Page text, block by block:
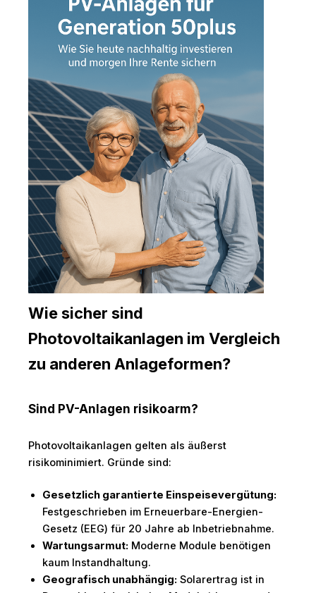
Wie sicher sind
Photovoltaikanlagen im Vergleich
zu anderen Anlageformen?
Sind PV-Anlagen risikoarm?
Photovoltaikanlagen gelten als äußerst
risikominimiert. Gründe sind:
Gesetzlich garantierte Einspeisevergütung:
Festgeschrieben im Erneuerbare-Energien-
Gesetz (EEG) für 20 Jahre ab Inbetriebnahme.
Wartungsarmut: Moderne Module benötigen
kaum Instandhaltung.
Geografisch unabhängig: Solarertrag ist in